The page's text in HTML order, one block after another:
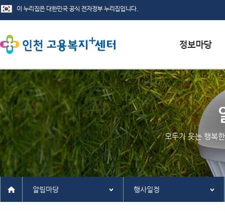
서식자료실
채용정보
인재정보
관련사이트
모두가 웃는 행복
알림마당 행사일정